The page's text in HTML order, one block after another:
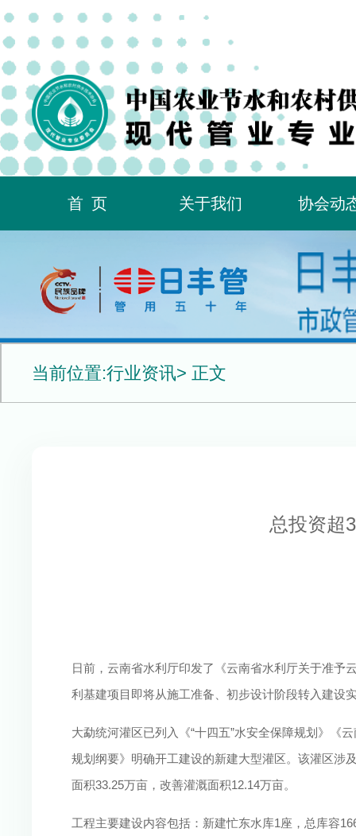
首页 关于我们 协会动
当前位置:行业资讯> 正文
总投资超
日前，云南省水利厅印发了《云南省水利厅关于准予
利基建项目即将从施工准备、初步设计阶段转入建设
大勐统河灌区已列入《“十四五”水安全保障规划》《
规划纲要》明确开工建设的新建大型灌区。该灌区涉
面积33.25万亩，改善灌溉面积12.14万亩。
工程主要建设内容包括：新建忙东水库1座，总库容